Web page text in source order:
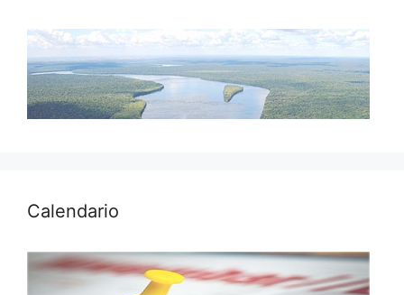
Calendario